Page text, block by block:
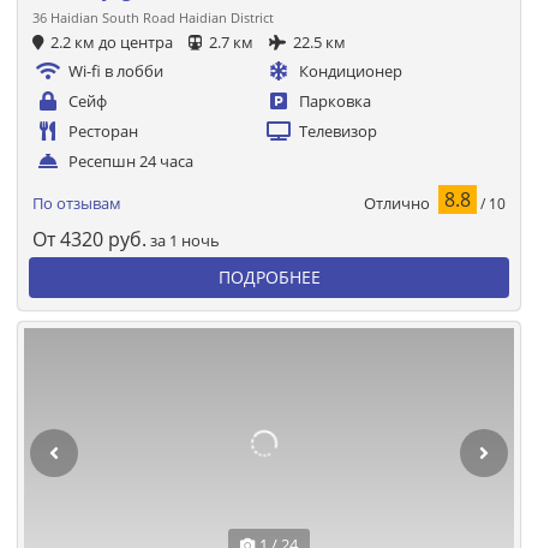
36 Haidian South Road Haidian District
2.2 км до центра 2.7 км
22.5 км
Wi-fi в лобби
Кондиционер
Сейф
Парковка
Ресторан
Телевизор
Ресепшн 24 часа
По отзывам Отлично 8.8 / 10
От4320 руб. за 1 ночь
ПОДРОБНЕЕ